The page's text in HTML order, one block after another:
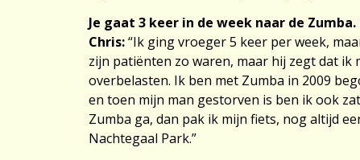
Je gaat 3 keer in de week naar de
Chris:“Ik ging vroeger 5 keer per week,
zijn patiënten zo waren, maar hij zegt dat
overbelasten. Ik ben met Zumba in 2009
en toen mijn man gestorven is ben ik ook
Zumba ga, dan pak ik mijn fiets, nog altijd
Nachtegaal Park.”